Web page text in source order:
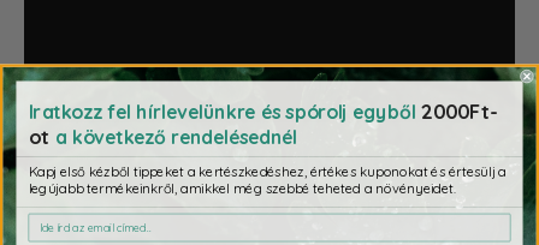
Iratkozz fel hírlevelünkre és spórolj egyből 2000Ft-
ot a következő rendelésednél
Kapj első kézből tippeket a kertészkedéshez, értékes kuponokat és értesülj a
legújabb termékeinkről, amikkel még szebbé teheted a növényeidet.